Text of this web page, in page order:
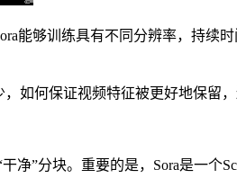
能够训练具有不同分辨率，持续
如何保证视频特征被更好地保留
”分块。重要的是，Sora是一个